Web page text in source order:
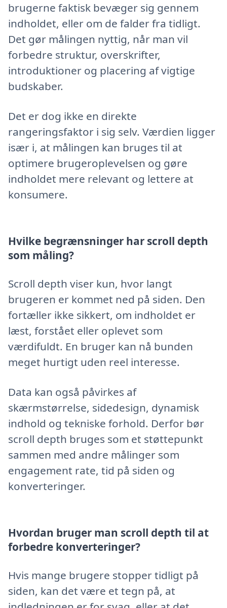
brugerne faktisk bevæger sig gennem
indholdet, eller om de falder fra tidligt.
Det gør målingen nyttig, når man vil
forbedre struktur, overskrifter,
introduktioner og placering af vigtige
budskaber.
Det er dog ikke en direkte
rangeringsfaktor i sig selv. Værdien ligger
især i, at målingen kan bruges til at
optimere brugeroplevelsen og gøre
indholdet mere relevant og lettere at
konsumere.
Hvilke begrænsninger har scroll depth
som måling?
Scroll depth viser kun, hvor langt
brugeren er kommet ned på siden. Den
fortæller ikke sikkert, om indholdet er
læst, forstået eller oplevet som
værdifuldt. En bruger kan nå bunden
meget hurtigt uden reel interesse.
Data kan også påvirkes af
skærmstørrelse, sidedesign, dynamisk
indhold og tekniske forhold. Derfor bør
scroll depth bruges som et støttepunkt
sammen med andre målinger som
engagement rate, tid på siden og
konverteringer.
Hvordan bruger man scroll depth til at
forbedre konverteringer?
Hvis mange brugere stopper tidligt på
siden, kan det være et tegn på, at